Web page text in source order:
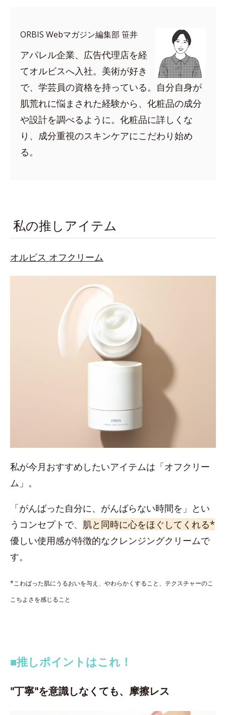
ORBIS Webマガジン編集部 笹井
アパレル企業、広告代理店を経
てオルビスへ入社。美術が好き
で、学芸員の資格を持っている。自分自身が
肌荒れに悩まされた経験から、化粧品の成分
や設計を調べるように。化粧品に詳しくな
り、成分重視のスキンケアにこだわり始め
る。
私の推しアイテム
オルビス オフクリーム
私が今月おすすめしたいアイテムは「オフクリー
ム」。
「がんばった自分に、がんばらない時間を」とい
うコンセプトで、 肌と同時に心をほぐしてくれる*
優しい使用感が特徴的なクレンジングクリームで
す。
*こわばった肌にうるおいを与え、やわらかくすること、テクスチャーのこ
こちよさを感じること
■推しポイントはこれ！
"丁寧"を意識しなくても、摩擦レス